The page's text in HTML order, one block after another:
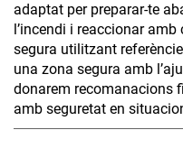
adaptat per preparar-te
l’incendi i reaccionar
segura utilitzant
una zona segura amb
donarem recomanacions
amb seguretat en